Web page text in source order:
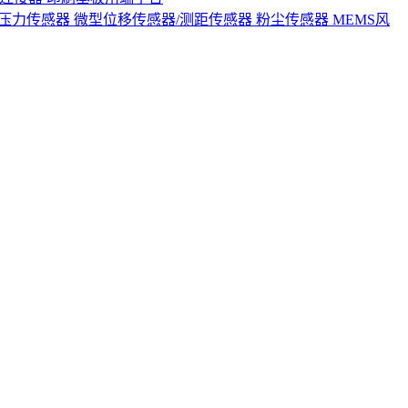
力传感器 微型位移传感器/测距传感器 粉尘传感器 MEMS风